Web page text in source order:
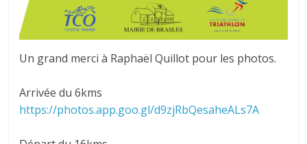
Un grand merci à Raphaël Quillot pour les photos.
Arrivée du 6kms
https://photos.app.goo.gl/d9zjRbQesaheALs7A